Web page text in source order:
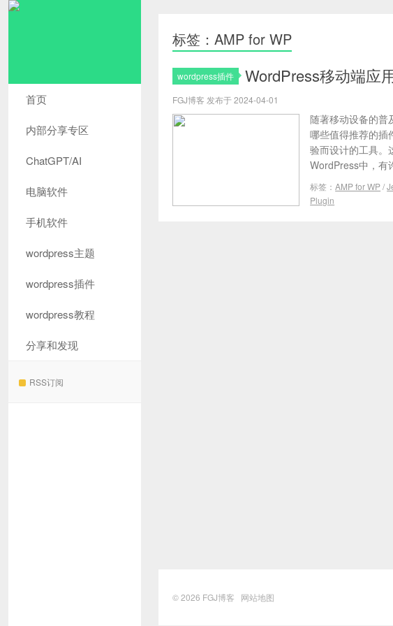
首页
内部分享专区
ChatGPT/AI
电脑软件
手机软件
wordpress主题
wordpress插件
wordpress教程
分享和发现
RSS订阅
标签：AMP for WP
wordpress插件 WordPress移动端应
FGJ博客 发布于 2024-04-01
随著移动设备的普
哪些值得推荐的插
验而设计的工具。
WordPress中，有
标签：AMP for WP/
Plugin
© 2026 FGJ博客 网站地图